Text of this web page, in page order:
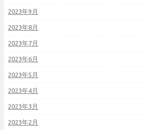
2023年9月
2023年8月
2023年7月
2023年6月
2023年5月
2023年4月
2023年3月
2023年2月